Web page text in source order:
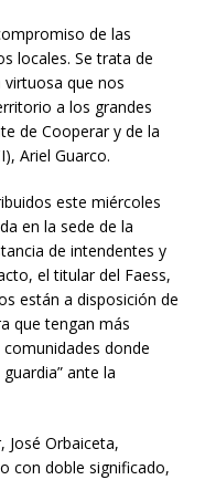
de las
locales. Se trata de
virtuosa que nos
a los grandes
de Cooperar y de la
Ariel Guarco.
este miércoles
en la sede de la
de intendentes y
el titular del Faess,
están a disposición de
que tengan más
donde
ante la
José Orbaiceta,
con doble significado,